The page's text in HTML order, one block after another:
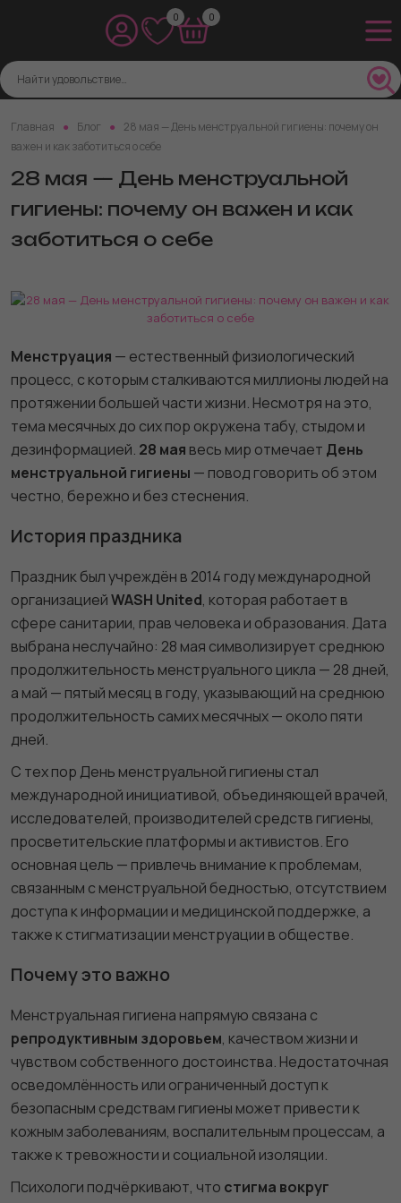
0 0
Главная Блог
28 мая — День менструальной гигиены: почему он
важен и как заботиться о себе
28 мая — День менструальной
гигиены: почему он важен и как
заботиться о себе
Менструация — естественный физиологический
процесс, с которым сталкиваются миллионы людей на
протяжении большей части жизни. Несмотря на это,
тема месячных до сих пор окружена табу, стыдом и
дезинформацией. 28 мая весь мир отмечает День
менструальной гигиены — повод говорить об этом
честно, бережно и без стеснения.
История праздника
Праздник был учреждён в 2014 году международной
организациейWASH United, которая работает в
сфере санитарии, прав человека и образования. Дата
выбрана неслучайно: 28 мая символизирует среднюю
продолжительность менструального цикла — 28 дней,
а май — пятый месяц в году, указывающий на среднюю
продолжительность самих месячных — около пяти
дней.
С тех пор День менструальной гигиены стал
международной инициативой, объединяющей врачей,
исследователей, производителей средств гигиены,
просветительские платформы и активистов. Его
основная цель — привлечь внимание к проблемам,
связанным с менструальной бедностью, отсутствием
доступа к информации и медицинской поддержке, а
также к стигматизации менструации в обществе.
Почему это важно
Менструальная гигиена напрямую связана с
репродуктивным здоровьем, качеством жизни и
чувством собственного достоинства. Недостаточная
осведомлённость или ограниченный доступ к
безопасным средствам гигиены может привести к
кожным заболеваниям, воспалительным процессам, а
также к тревожности и социальной изоляции.
Психологи подчёркивают, что стигма вокруг